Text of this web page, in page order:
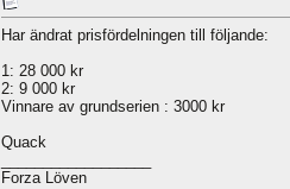
Har ändrat prisfördelningen till följande:
1: 28 000 kr
2: 9 000 kr
Vinnare av grundserien : 3000 kr
Quack
Forza Löven